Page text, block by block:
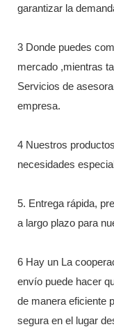
garantizar la
3 Donde puedes
mercado ,mientras
Servicios de
empresa.
4 Nuestros
necesidades
5. Entrega rápida,
a largo plazo para
6 Hay un La
envío puede hacer
de manera eficiente
segura en el lugar